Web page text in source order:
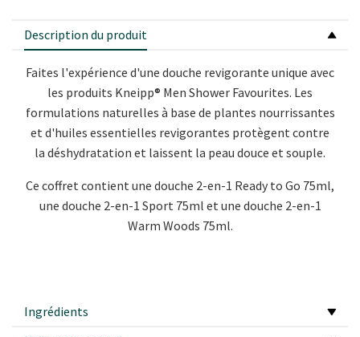
Description du produit
Faites l'expérience d'une douche revigorante unique avec
les produits Kneipp® Men Shower Favourites. Les
formulations naturelles à base de plantes nourrissantes
et d'huiles essentielles revigorantes protègent contre
la déshydratation et laissent la peau douce et souple.
Ce coffret contient une douche 2-en-1 Ready to Go 75ml,
une douche 2-en-1 Sport 75ml et une douche 2-en-1
Warm Woods 75ml.
Ingrédients